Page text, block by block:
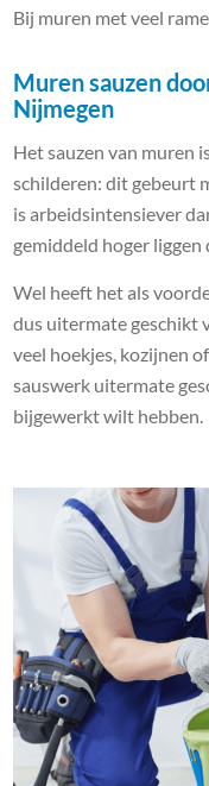
Bij muren met veel
Muren sauzen
Nijmegen
Het sauzen van muren
schilderen: dit gebeurt
is arbeidsintensiever
gemiddeld hoger
Wel heeft het als
dus uitermate geschikt
veel hoekjes, kozijnen
sauswerk uitermate
bijgewerkt wilt hebben.